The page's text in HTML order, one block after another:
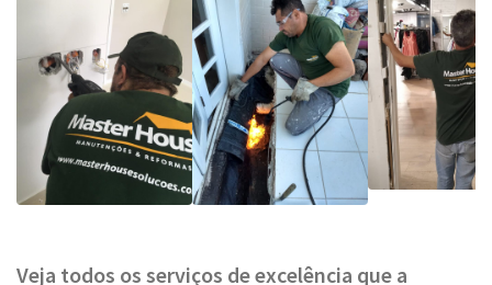
Veja todos os serviços de excelência que a